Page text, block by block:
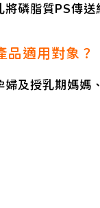
將磷脂質PS傳送
適用對象？
婦及授乳期媽媽